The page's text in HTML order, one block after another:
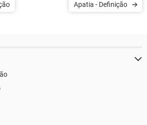
Apatia - Definição